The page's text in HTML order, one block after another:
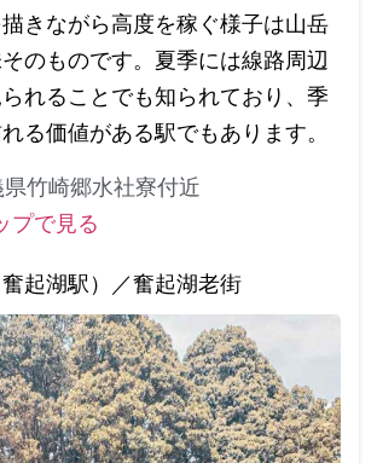
きながら高度を稼ぐ様子は山岳
のものです。夏季には線路周辺
れることでも知られており、季
る価値がある駅でもあります。
竹崎郷水社寮付近
プで見る
起湖駅）／奮起湖老街